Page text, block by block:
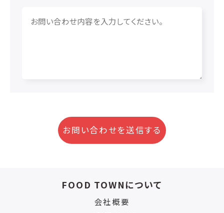
お問い合わせを送信する
FOOD TOWNについて
会社概要